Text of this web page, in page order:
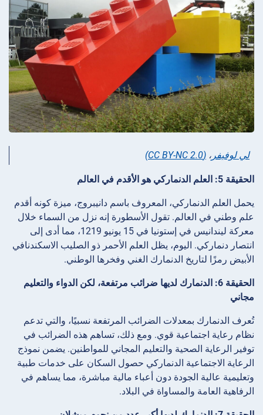
لي لوفيفر ، (CC BY-NC 2.0)
الحقيقة 5: العلم الدنماركي هو الأقدم في العالم
يحمل العلم الدنماركي، المعروف باسم دانيبروج، ميزة كونه أقدم
علم وطني في العالم. تقول الأسطورة إنه نزل من السماء خلال
معركة ليندانيس في إستونيا في 15 يونيو 1219، مما أدى إلى
انتصار دنماركي. اليوم، يظل العلم الأحمر ذو الصليب الاسكندنافي
الأبيض رمزًا لتاريخ الدنمارك الغني وفخرها الوطني.
الحقيقة 6: الدنمارك لديها ضرائب مرتفعة، لكن الدواء والتعليم
مجاني
تُعرف الدنمارك بمعدلات الضرائب المرتفعة نسبيًا، والتي تدعم
نظام رعاية اجتماعية قوي. ومع ذلك، تساهم هذه الضرائب في
توفير الرعاية الصحية والتعليم المجاني للمواطنين. يضمن نموذج
الرعاية الاجتماعية الدنماركي حصول السكان على خدمات طبية
وتعليمية عالية الجودة دون أعباء مالية مباشرة، مما يساهم في
الرفاهية العامة والمساواة في البلاد.